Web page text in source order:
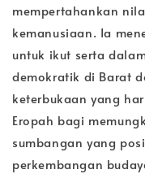
mempertahankan
kemanusiaan. Ia
untuk ikut serta
demokratik di Barat
keterbukaan yang
Eropah bagi
sumbangan yang
perkembangan